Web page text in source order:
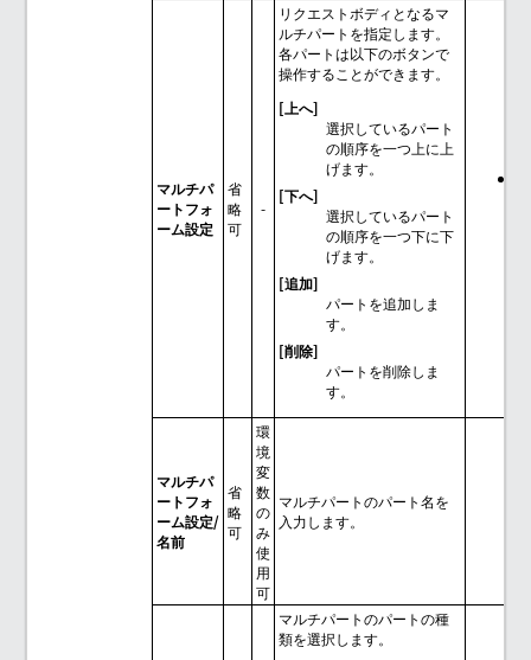
マルチパ
ートフォ
ーム設定
省
略
可
-
リクエストボディとなるマ
ルチパートを指定します。
各パートは以下のボタンで
操作することができます。
[上へ]
選択しているパート
の順序を一つ上に上
げます。
[下へ]
選択しているパート
の順序を一つ下に下
げます。
[追加]
パートを追加しま
す。
[削除]
パートを削除しま
す。
マルチパ
ートフォ
ーム設定/
名前
省
略
可
環
境
変
数
の
み
使
用
可
マルチパートのパート名を
入力します。
マルチパートのパートの種
類を選択します。